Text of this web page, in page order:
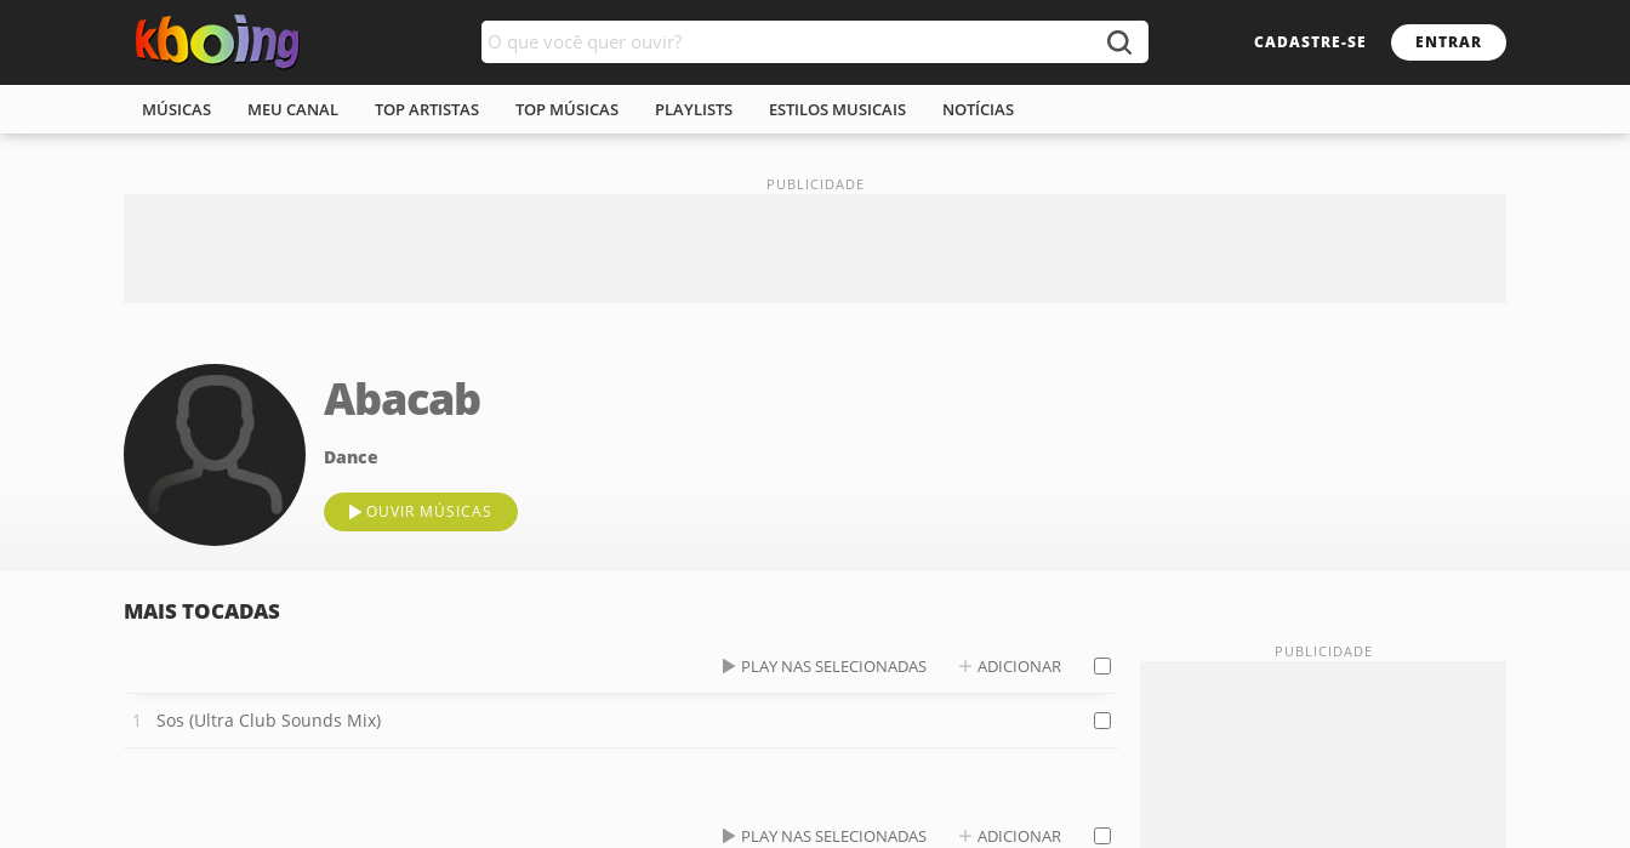
CADASTRE-SE ENTRAR
MÚSICAS MEU CANAL TOP ARTISTAS TOP MÚSICAS PLAYLISTS ESTILOS MUSICAIS NOTÍCIAS
Abacab
Dance
OUVIR MÚSICAS
MAIS TOCADAS
PLAY NAS SELECIONADAS ADICIONAR
Sos (Ultra Club Sounds Mix)
PLAY NAS SELECIONADAS ADICIONAR